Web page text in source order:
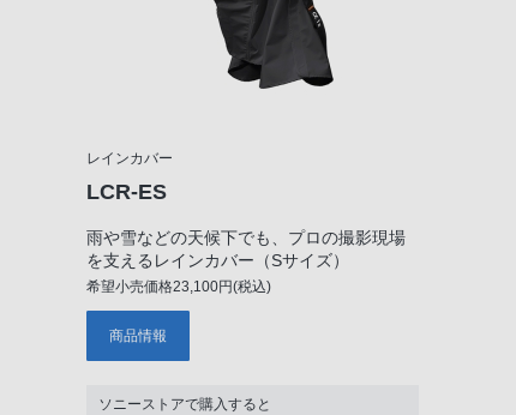
レインカバー
LCR-ES
雨や雪などの天候下でも、プロの撮影現場
を支えるレインカバー（Sサイズ）
希望小売価格23,100円(税込)
商品情報
ソニーストアで購入すると